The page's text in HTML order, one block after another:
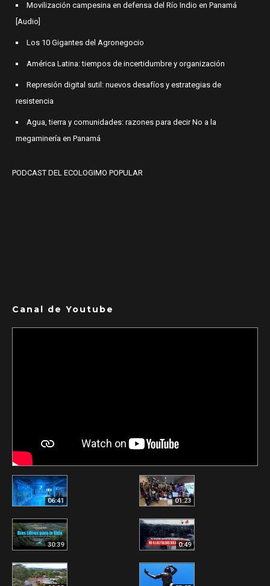
Movilización campesina en defensa del Río Indio en Panamá
[Audio]
Los 10 Gigantes del Agronegocio
América Latina: tiempos de incertidumbre y organización
Represión digital sutil: nuevos desafíos y estrategias de
resistencia
Agua, tierra y comunidades: razones para decir No a la
megaminería en Panamá
PODCAST DEL ECOLOGIMO POPULAR
Canal de Youtube
06:41 01:23
30:39 0:49